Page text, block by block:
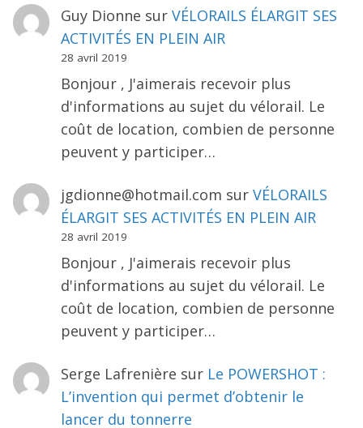
Guy Dionne sur VÉLORAILS ÉLARGIT SES
ACTIVITÉS EN PLEIN AIR
28 avril 2019
Bonjour , J'aimerais recevoir plus
d'informations au sujet du vélorail. Le
coût de location, combien de personne
peuvent y participer…
jgdionne@hotmail.com sur VÉLORAILS
ÉLARGIT SES ACTIVITÉS EN PLEIN AIR
28 avril 2019
Bonjour , J'aimerais recevoir plus
d'informations au sujet du vélorail. Le
coût de location, combien de personne
peuvent y participer…
Serge Lafrenière sur Le POWERSHOT :
L’invention qui permet d’obtenir le
lancer du tonnerre